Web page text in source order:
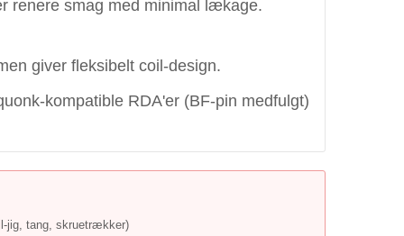
renere smag med minimal lækage.
giver fleksibelt coil-design.
kompatible RDA'er (BF-pin medfulgt)
jig, tang, skruetrækker)